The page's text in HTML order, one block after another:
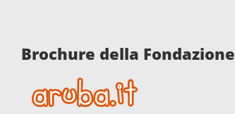
Brochure della Fondazione